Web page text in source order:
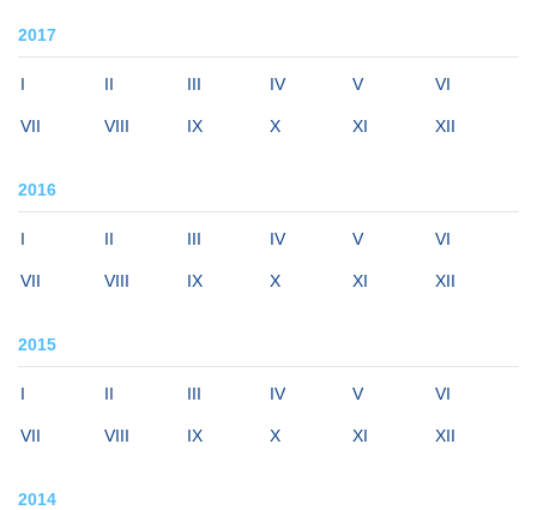
2017
I II III IV V VI
VII VIII IX X XI XII
2016
I II III IV V VI
VII VIII IX X XI XII
2015
I II III IV V VI
VII VIII IX X XI XII
2014